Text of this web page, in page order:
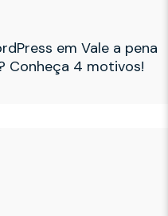
em Vale a pena
Conheça 4 motivos!